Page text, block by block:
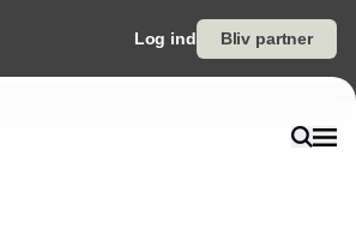
Log ind Bliv partner